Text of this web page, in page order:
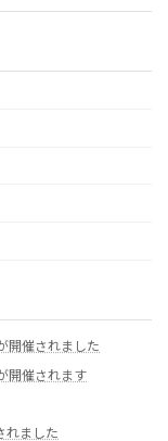
開催されました
開催されます
れました